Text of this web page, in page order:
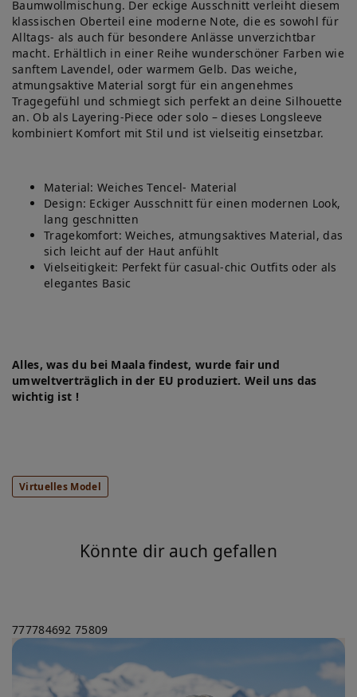
Baumwollmischung. Der eckige Ausschnitt verleiht diesem
klassischen Oberteil eine moderne Note, die es sowohl für
Alltags- als auch für besondere Anlässe unverzichtbar
macht. Erhältlich in einer Reihe wunderschöner Farben wie
sanftem Lavendel, oder warmem Gelb. Das weiche,
atmungsaktive Material sorgt für ein angenehmes
Tragegefühl und schmiegt sich perfekt an deine Silhouette
an. Ob als Layering-Piece oder solo – dieses Longsleeve
kombiniert Komfort mit Stil und ist vielseitig einsetzbar.
Material: Weiches Tencel- Material
Design: Eckiger Ausschnitt für einen modernen Look,
lang geschnitten
Tragekomfort: Weiches, atmungsaktives Material, das
sich leicht auf der Haut anfühlt
Vielseitigkeit: Perfekt für casual-chic Outfits oder als
elegantes Basic
Alles, was du bei Maala findest, wurde fair und
umweltverträglich in der EU produziert. Weil uns das
wichtig ist !
Virtuelles Model
Könnte dir auch gefallen
777784692 75809